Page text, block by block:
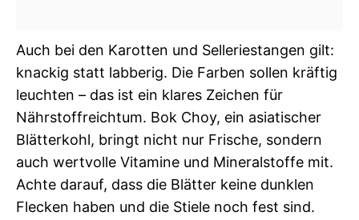
Auch bei den Karotten und Selleriestangen gilt:
knackig statt labberig. Die Farben sollen kräftig
leuchten – das ist ein klares Zeichen für
Nährstoffreichtum. Bok Choy, ein asiatischer
Blätterkohl, bringt nicht nur Frische, sondern
auch wertvolle Vitamine und Mineralstoffe mit.
Achte darauf, dass die Blätter keine dunklen
Flecken haben und die Stiele noch fest sind.